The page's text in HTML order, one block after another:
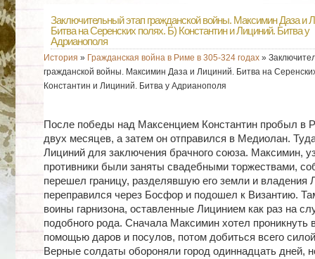
Заключительный этап гражданской войны. Максимин Даза и
Битва на Серенских полях. Б) Константин и Лициний. Битва у
Адрианополя
История » Гражданская война в Риме в 305-324 годах»
гражданской войны. Максимин Даза и Лициний. Битва на
Константин и Лициний. Битва у Адрианополя
После победы над Максенцием Константин пробыл в
двух месяцев, а затем он отправился в Медиолан.
Лициний для заключения брачного союза. Максимин,
противники были заняты свадебными торжествами,
перешел границу, разделявшую его земли и владения
переправился через Босфор и подошел к Византию.
воины гарнизона, оставленные Лицинием как раз на
подобного рода. Сначала Максимин хотел проникнуть
помощью даров и посулов, потом добиться всего
Верные солдаты обороняли город одиннадцать дней,